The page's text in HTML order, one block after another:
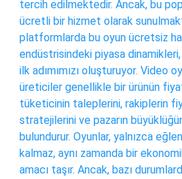
tercih edilmektedir. Ancak, bu
ücretli bir hizmet olarak
platformlarda bu oyun ücretsiz
endüstrisindeki piyasa
ilk adımımızı oluşturuyor. Video
üreticiler genellikle bir ürünün
tüketicinin taleplerini, rakiplerin
stratejilerini ve pazarın
bulundurur. Oyunlar, yalnızca
kalmaz, aynı zamanda bir
amacı taşır. Ancak, bazı